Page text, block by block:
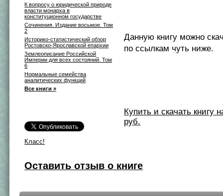
К вопросу о юридической природе
власти монарха в
конституционном государстве
Сочинения. Издание восьмое. Том
2
Историко-статистический обзор
Ростовско-Ярославской епархии
Землеописание Российской
Империи для всех состояний. Том
6
Нормальные семейства
аналитических функций
Все книги »
Класс!
Данную книгу можно
по ссылкам чуть ниже.
Купить и скачать книгу
руб.
Оставить отзыв о книге